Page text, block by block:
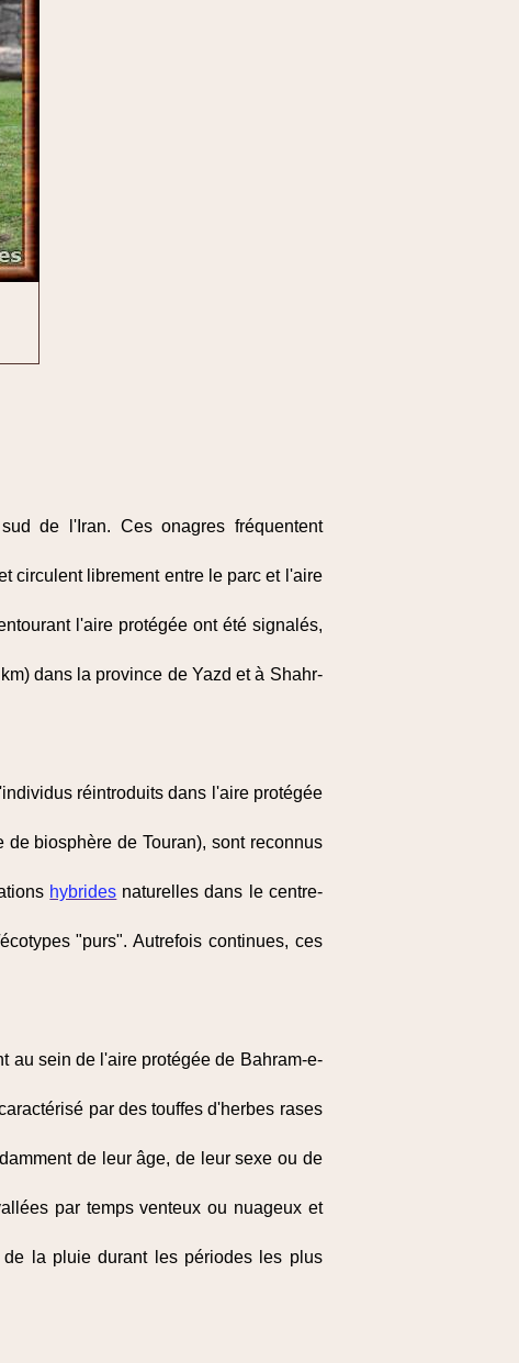
de l'Iran. Ces onagres fréquentent
circulent librement entre le parc et l'aire
l'aire protégée ont été signalés,
dans la province de Yazd et à Shahr-
réintroduits dans l'aire protégée
biosphère de Touran), sont reconnus
hybrides naturelles dans le centre-
"purs". Autrefois continues, ces
au sein de l'aire protégée de Bahram-e-
par des touffes d'herbes rases
de leur âge, de leur sexe ou de
par temps venteux ou nuageux et
la pluie durant les périodes les plus